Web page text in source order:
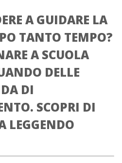
A GUIDARE LA
TANTO TEMPO?
A SCUOLA
DELLE
DI
SCOPRI DI
LEGGENDO